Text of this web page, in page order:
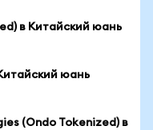
в Китайский юань
юань
(Ondo Tokenized) в